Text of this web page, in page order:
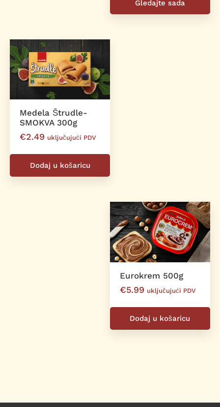
Gledajte sada
Medela Štrudle-
SMOKVA 300g
€2.49 uključujući PDV
Dodaj u košaricu
Eurokrem 500g
€5.99 uključujući PDV
Dodaj u košaricu